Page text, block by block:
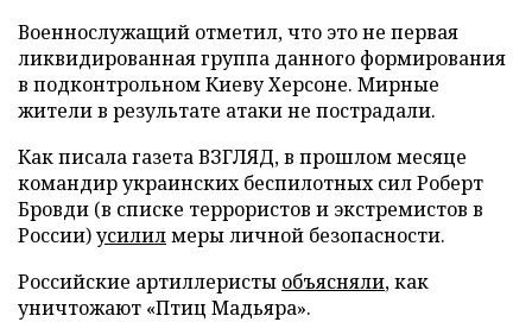
Военнослужащий отметил, что это не первая
ликвидированная группа данного формирования
в подконтрольном Киеву Херсоне. Мирные
жители в результате атаки не пострадали.
Как писала газета ВЗГЛЯД, в прошлом месяце
командир украинских беспилотных сил Роберт
Бровди (в списке террористов и экстремистов в
России)усилилмеры личной безопасности.
Российские артиллеристы объясняли, как
уничтожают «Птиц Мадьяра».